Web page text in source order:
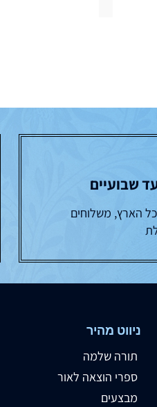
שבועיים
הארץ, משלוחים
ניווט מהיר
תורה שלמה
ספרי הוצאה לאור
מבצעים